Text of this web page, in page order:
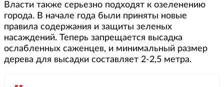
Власти также серьезно подходят к озеленению
города. В начале года были приняты новые
правила содержания и защиты зеленых
насаждений. Теперь запрещается высадка
ослабленных саженцев, и минимальный размер
дерева для высадки составляет 2-2,5 метра.